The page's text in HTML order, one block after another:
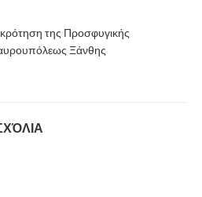
της Προσφυγικής
Ξάνθης